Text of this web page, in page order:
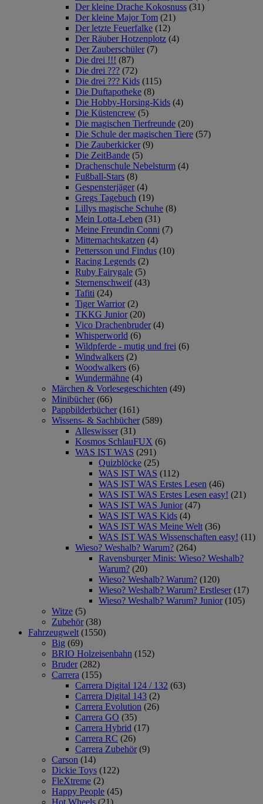
Der kleine Drache Kokosnuss (31)
Der kleine Major Tom (21)
Der letzte Feuerfalke (12)
Der Räuber Hotzenplotz (4)
Der Zauberschüler (7)
Die drei !!! (87)
Die drei ??? (72)
Die drei ??? Kids (115)
Die Duftapotheke (8)
Die Hobby-Horsing-Kids (4)
Die Küstencrew (5)
Die magischen Tierfreunde (20)
Die Schule der magischen Tiere (57)
Die Zauberkicker (9)
Die ZeitBande (5)
Drachenschule Nebelsturm (4)
Fußball-Stars (8)
Gespensterjäger (4)
Gregs Tagebuch (19)
Lillys magische Schuhe (8)
Mein Lotta-Leben (31)
Meine Freundin Conni (7)
Mitternachtskatzen (4)
Pettersson und Findus (10)
Racing Legends (2)
Ruby Fairygale (5)
Sternenschweif (43)
Tafiti (24)
Tiger Warrior (2)
TKKG Junior (20)
Vico Drachenbruder (4)
Whisperworld (6)
Wildpferde - mutig und frei (6)
Windwalkers (2)
Woodwalkers (6)
Wundermähne (4)
Märchen & Vorlesegeschichten (49)
Minibücher (66)
Pappbilderbücher (161)
Wissens- & Sachbücher (589)
Alleswisser (31)
Kosmos SchlauFUX (6)
WAS IST WAS (291)
Quizblöcke (25)
WAS IST WAS (112)
WAS IST WAS Erstes Lesen (46)
WAS IST WAS Erstes Lesen easy! (21)
WAS IST WAS Junior (47)
WAS IST WAS Kids (4)
WAS IST WAS Meine Welt (36)
WAS IST WAS Wissenschaften easy! (11)
Wieso? Weshalb? Warum? (264)
Ravensburger Minis: Wieso? Weshalb?
Warum? (20)
Wieso? Weshalb? Warum? (120)
Wieso? Weshalb? Warum? Erstleser (17)
Wieso? Weshalb? Warum? Junior (105)
Witze (5)
Zubehör (38)
Fahrzeugwelt (1550)
Big (69)
BRIO Holzeisenbahn (152)
Bruder (282)
Carrera (155)
Carrera Digital 124 / 132 (63)
Carrera Digital 143 (2)
Carrera Evolution (26)
Carrera GO (35)
Carrera Hybrid (17)
Carrera RC (26)
Carrera Zubehör (9)
Carson (14)
Dickie Toys (122)
FleXtreme (2)
Happy People (45)
Hot Wheels (21)